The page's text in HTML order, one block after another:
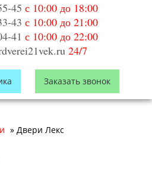
45 с 10:00 до 18:00
43 с 10:00 до 21:00
41 с 10:00 до 22:00
24/7
Заказать звонок
» Двери Лекс